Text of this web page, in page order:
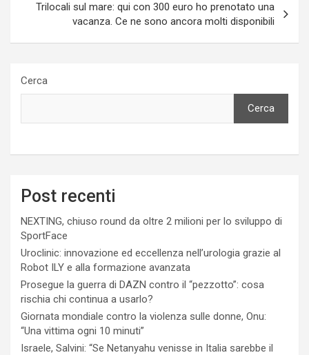
Trilocali sul mare: qui con 300 euro ho prenotato una
vacanza. Ce ne sono ancora molti disponibili
Cerca
Cerca
Post recenti
NEXTING, chiuso round da oltre 2 milioni per lo sviluppo di
SportFace
Uroclinic: innovazione ed eccellenza nell’urologia grazie al
Robot ILY e alla formazione avanzata
Prosegue la guerra di DAZN contro il “pezzotto”: cosa
rischia chi continua a usarlo?
Giornata mondiale contro la violenza sulle donne, Onu:
“Una vittima ogni 10 minuti”
Israele, Salvini: “Se Netanyahu venisse in Italia sarebbe il